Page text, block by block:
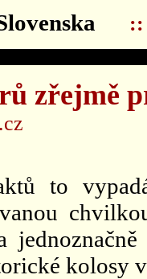
::
zřejmě
to
kolosy